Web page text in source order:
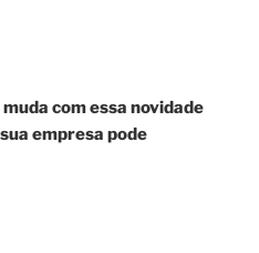
com essa novidade
empresa pode